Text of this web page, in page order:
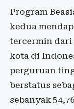
Program
kedua
tercermin dari
kota di
perguruan
berstatus
sebanyak